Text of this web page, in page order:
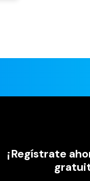
¡Regístrate